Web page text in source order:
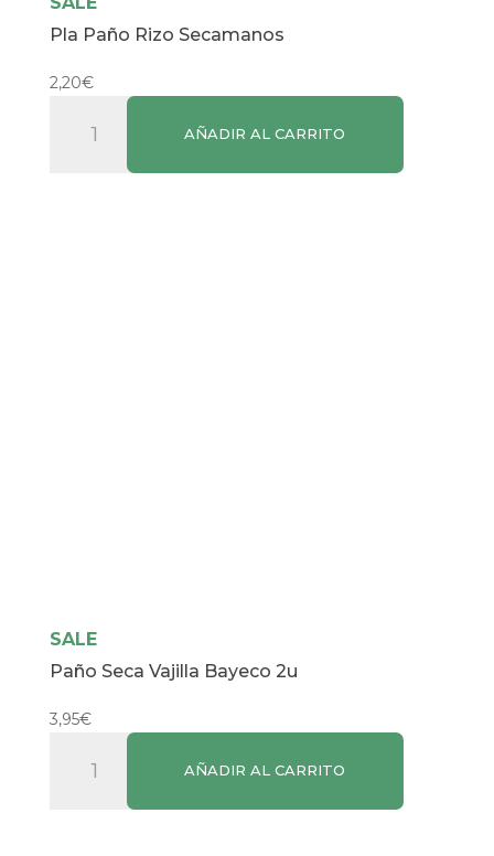
Pla Paño Rizo Secamanos
2,20€
Paño
AÑADIR AL CARRITO
SALE
Paño Seca Vajilla Bayeco 2u
3,95€
AÑADIR AL CARRITO